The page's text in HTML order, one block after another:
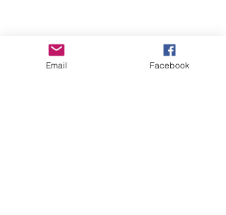
Email Facebook